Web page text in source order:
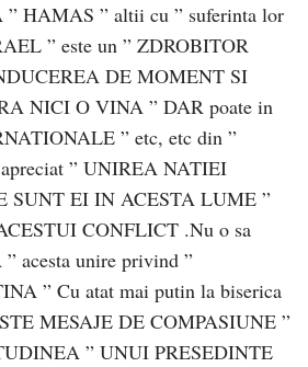
HAMAS ” altii cu ” suferinta lor
” este un ” ZDROBITOR
DE MOMENT SI
NICI O VINA ” DAR poate in
” etc, etc din ”
” UNIREA NATIEI
SUNT EI IN ACESTA LUME ”
CONFLICT .Nu o sa
acesta unire privind ”
” Cu atat mai putin la biserica
MESAJE DE COMPASIUNE ”
” UNUI PRESEDINTE